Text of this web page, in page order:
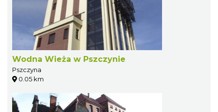
Wodna Wieża w Pszczynie
Pszczyna
0.05 km